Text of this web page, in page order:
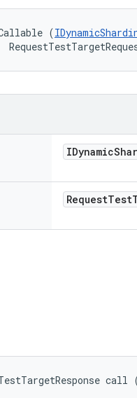
(
IDynamic
RequestTest
call